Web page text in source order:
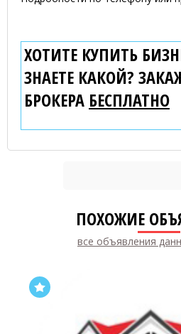
ХОТИТЕ КУПИТЬ
ЗНАЕТЕ КАКОЙ?
БРОКЕРА БЕСПЛАТНО
ПОХОЖИЕ
все объявления